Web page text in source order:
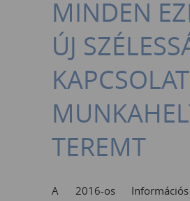
MINDEN
ÚJ
TEREMT
A 2016-os Információs